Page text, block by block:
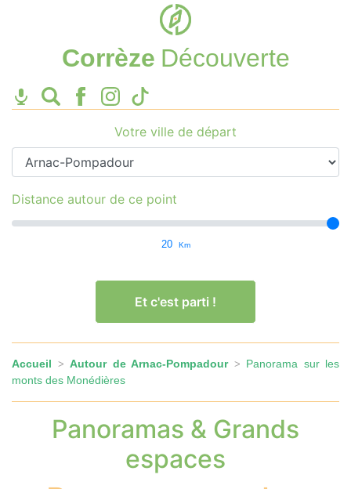
Corrèze Découverte
Votre ville de départ
Distance autour de ce point
20 Km
Et c'est parti !
Accueil > Autour de Arnac-Pompadour> Panorama sur les
monts des Monédières
Panoramas & Grands
espaces